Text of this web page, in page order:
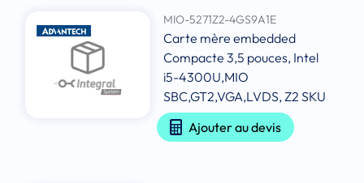
MIO-5271Z2-4GS9A1E
Carte mère embedded
Compacte 3,5 pouces, Intel
i5-4300U,MIO
SBC,GT2,VGA,LVDS, Z2 SKU
Ajouter au devis